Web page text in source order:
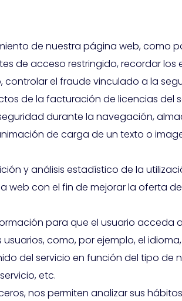
de nuestra página web, como
de acceso restringido, recordar los
el fraude vinculado a la
de la facturación de licencias del
durante la navegación,
de carga de un texto o
y análisis estadístico de la
web con el fin de mejorar la oferta
para que el usuario acceda
como, por ejemplo, el
del servicio en función del tipo de
etc.
nos permiten analizar sus